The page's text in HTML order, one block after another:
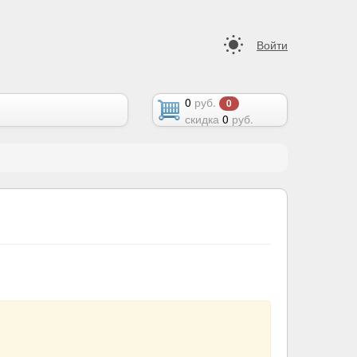
Войти
0 руб. 0
скидка 0 руб.